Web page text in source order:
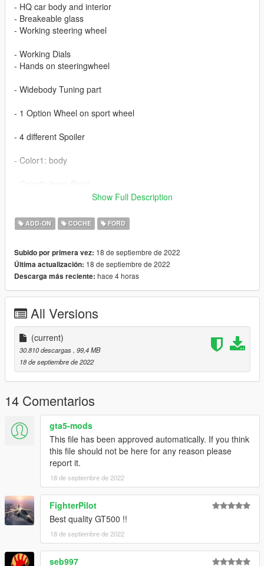
- HQ car body and interior
- Breakeable glass
- Working steering wheel
- Working Dials
- Hands on steeringwheel
- Widebody Tuning part
- 1 Option Wheel on sport wheel
- 4 different Spoiler
- Color1: body
- Color4: brakedisc
Show Full Description
ADD-ON COCHE FORD
Subido por primera vez: 18 de septiembre de 2022
Última actualización: 18 de septiembre de 2022
Descarga más reciente: hace 4 horas
All Versions
(current)
30.810 descargas, 99,4 MB
18 de septiembre de 2022
14 Comentarios
gta5-mods
This file has been approved automatically. If you think
this file should not be here for any reason please
report it.
18 de septiembre de 2022
FighterPilot
Best quality GT500 !!
18 de septiembre de 2022
seb997